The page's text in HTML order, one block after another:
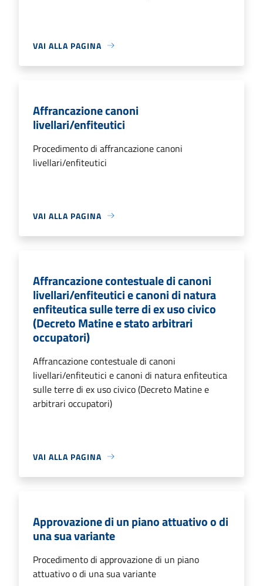
VAI ALLA PAGINA
Affrancazione canoni
livellari/enfiteutici
Procedimento di affrancazione canoni
livellari/enfiteutici
VAI ALLA PAGINA
Affrancazione contestuale di canoni
livellari/enfiteutici e canoni di natura
enfiteutica sulle terre di ex uso civico
(Decreto Matine e stato arbitrari
occupatori)
Affrancazione contestuale di canoni
livellari/enfiteutici e canoni di natura enfiteutica
sulle terre di ex uso civico (Decreto Matine e
arbitrari occupatori)
VAI ALLA PAGINA
Approvazione di un piano attuativo o di
una sua variante
Procedimento di approvazione di un piano
attuativo o di una sua variante